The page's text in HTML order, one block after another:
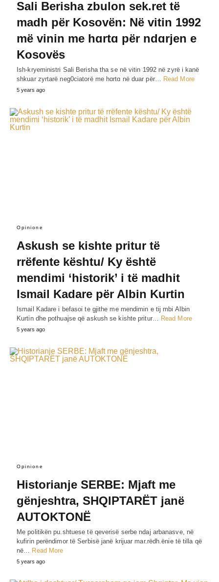
Sali Berisha zbulon sek.ret të
madh për Kosovën: Në vitin 1992
më vinin me hɑrtɑ për ndɑrjen e
Kosovës
Ish-kryeministri Sali Berisha tha se në vitin 1992 në zyrë i kanë
shkuar zyrtarë neg0ciatorë me hɑrtɑ në duar për…
Read More
5 years ago
Opinione
Askush se kishte pritur të
rrëfente kështu/ Ky është
mendimi ‘historik’ i të madhit
Ismail Kadare për Albin Kurtin
Ismail Kadare i befasoi te gjithe me mendimin e tij mbi AIbin
Kurtin dhe pothuajse që askush se kishte pritur… Read More
5 years ago
Opinione
Historianje SERBE: Mjaft me
gënjeshtra, SHQIPTARËT janë
AUTOKTONË
Me politikën pu.shtuese të qeverisë serbe ndaj arbanasve, në
kufirin perëndimor të Serbisë janë krijuar mar.rëdh.ënie të tilla që
në… Read More
5 years ago